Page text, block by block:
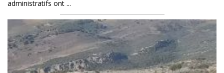
administratifs ont ...